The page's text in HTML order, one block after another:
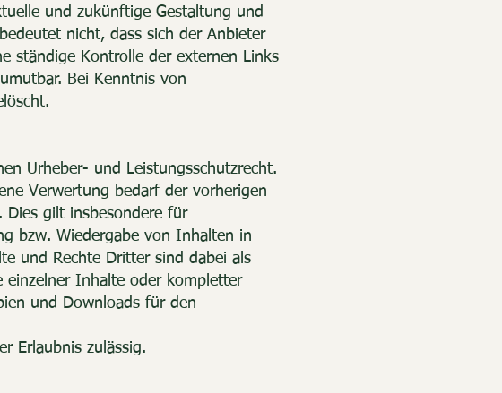
und zukünftige Gestaltung und
nicht, dass sich der Anbieter
ständige Kontrolle der externen Links
Bei Kenntnis von
Urheber- und Leistungsschutzrecht.
Verwertung bedarf der vorherigen
Dies gilt insbesondere für
bzw. Wiedergabe von Inhalten in
und Rechte Dritter sind dabei als
einzelner Inhalte oder kompletter
und Downloads für den
Erlaubnis zulässig.